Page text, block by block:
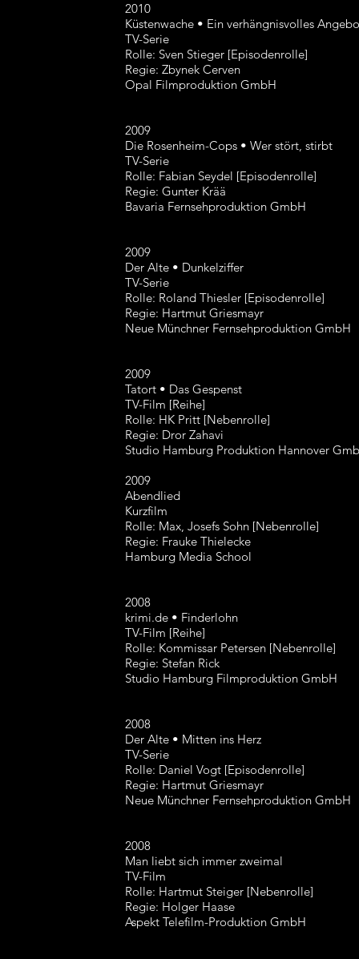
2010
Küstenwache • Ein verhängnisvolles
TV-Serie
Rolle: Sven Stieger [Episodenrolle]
Regie: Zbynek Cerven
Opal Filmproduktion GmbH
2009
Die Rosenheim-Cops • Wer stört, stirbt
TV-Serie
Rolle: Fabian Seydel [Episodenrolle]
Regie: Gunter Krää
Bavaria Fernsehproduktion GmbH
2009
Der Alte • Dunkelziffer
TV-Serie
Rolle: Roland Thiesler [Episodenrolle]
Regie: Hartmut Griesmayr
Neue Münchner Fernsehproduktion GmbH
2009
Tatort • Das Gespenst
TV-Film [Reihe]
Rolle: HK Pritt [Nebenrolle]
Regie: Dror Zahavi
Studio Hamburg Produktion Hannover
2009
Abendlied
Kurzfilm
Rolle: Max, Josefs Sohn [Nebenrolle]
Regie: Frauke Thielecke
Hamburg Media School
2008
krimi.de • Finderlohn
TV-Film [Reihe]
Rolle: Kommissar Petersen [Nebenrolle]
Regie: Stefan Rick
Studio Hamburg Filmproduktion GmbH
2008
Der Alte • Mitten ins Herz
TV-Serie
Rolle: Daniel Vogt [Episodenrolle]
Regie: Hartmut Griesmayr
Neue Münchner Fernsehproduktion GmbH
2008
Man liebt sich immer zweimal
TV-Film
Rolle: Hartmut Steiger [Nebenrolle]
Regie: Holger Haase
Aspekt Telefilm-Produktion GmbH